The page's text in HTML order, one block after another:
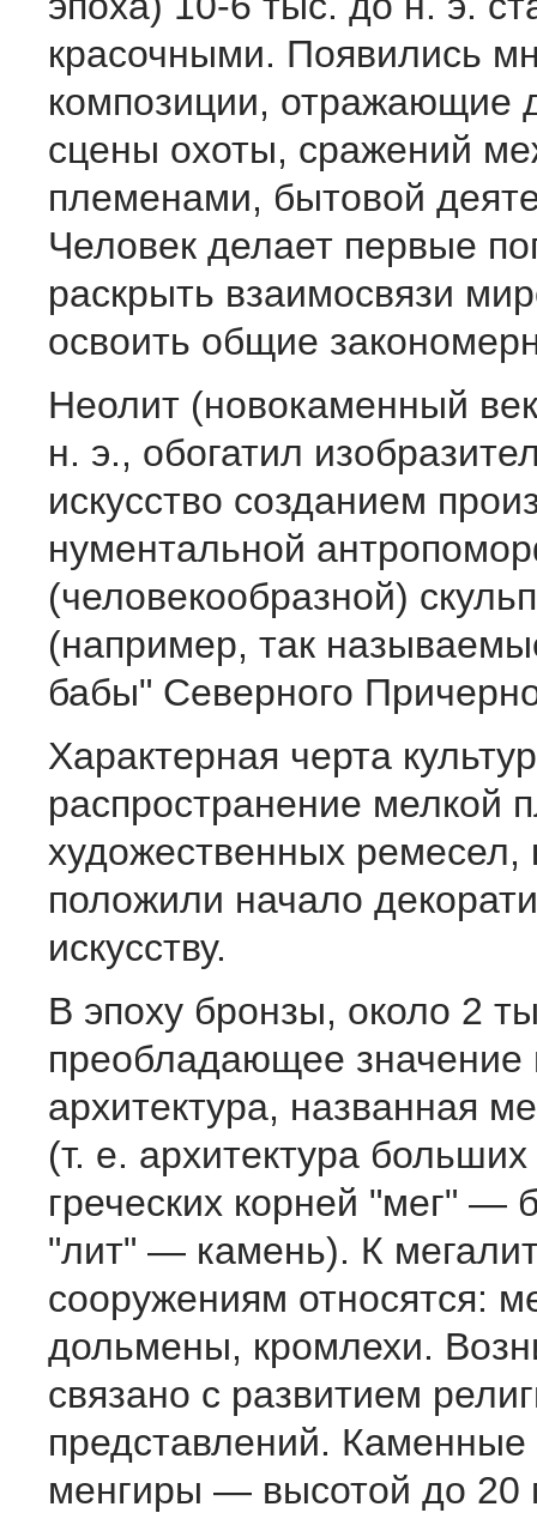
красочны­ми. Появились
композиции, отражающие
сцены охоты, сражений
племенами, бытовой
Человек делает первые
раскрыть взаимосвязи
освоить общие
Неолит (новокаменный
н. э., обогатил
искусство созданием
нументальной
(человекообразной)
(например, так
бабы" Северного
Характерная черта
распростране­ние мелкой
художественных ремесел,
положили начало
искусству.
В эпоху бронзы, около 2
преобладающее значение
архитектура, названная
(т. е. архитектура
греческих корней "мег" —
"лит" — камень). К
сооружениям относятся:
дольмены, кромлехи.
связано с развитием
представлений.
менгиры — высотой до 20